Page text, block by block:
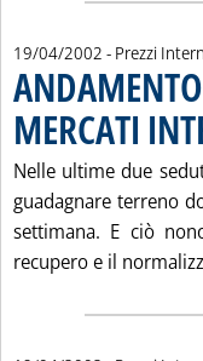
19/04/2002 - Prezzi
MERCATI
Nelle ultime due
guadagnare terreno
settimana. E ciò
recupero e il